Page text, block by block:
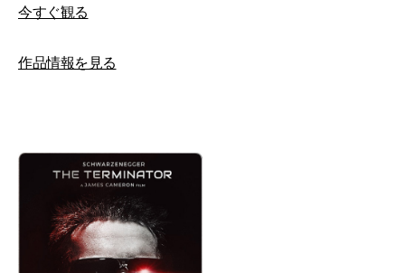
今すぐ観る
作品情報を見る